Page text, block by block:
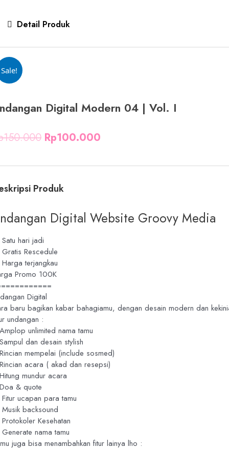
Detail Produk
Sale!
Digital Modern 04 | Vol. I
150.000 Rp100.000
Produk
Digital Website Groovy Media
hari jadi
Rescedule
terjangkau
Promo 100K
Digital
baru bagikan kabar bahagiamu, dengan desain modern dan
undangan :
unlimited nama tamu
dan desain stylish
mempelai (include sosmed)
acara ( akad dan resepsi)
mundur acara
& quote
Fitur ucapan para tamu
Musik backsound
Protokoler Kesehatan
Generate nama tamu
juga bisa menambahkan fitur lainya lho :